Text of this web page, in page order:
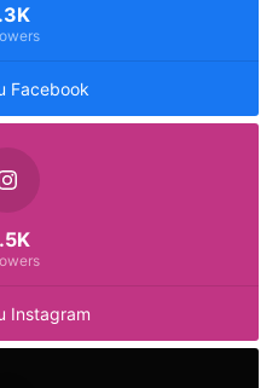
Facebook
Instagram